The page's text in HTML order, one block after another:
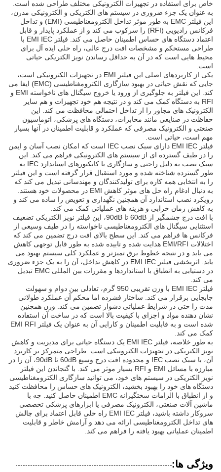
خاص برای استفاده در تجهیزات الکترونیکی مختلف طراحی شده است.
به عنوان یک جزء ضروری در سیستم های الکتریکی و الکترونیکی مدرن،
این فیلتر EMC به طور موثر تداخل الکترومغناطیسی (EMI) و تداخل
فرکانس رادیویی (RFI) را سرکوب می کند و از عملکرد پایدار و قابل
اعتماد دستگاه های حساس اطمینان حاصل می کند. فیلتر EMI IEC با
طراحی مستحکم و مشخصات افت درج عالی، راه حلی ایده آل برای
محیط هایی است که در آن به حداقل رساندن نویز الکتریکی حیاتی
است.
یکی از کاربردهای اصلی این فیلتر EMI در تجهیزات الکترونیکی است،
جایی که نقش حیاتی در بهبود سازگاری الکترومغناطیسی (EMC) ایفا می
کند. این فیلتر به جلوگیری از ورود یا خروج سیگنال های ناخواسته EMI و
RFI به دستگاه کمک می کند و در نتیجه هم خود تجهیزات و هم سایر
الکترونیک های مجاور را از تداخل احتمالی محافظت می کند. این
حفاظت در صنایعی مانند مخابرات، دستگاه های پزشکی، اتوماسیون
صنعتی و الکترونیک مصرفی که عملکرد و قابلیت اطمینان در آنها بسیار
مهم است، حیاتی است.
فیلتر EMI IEC دارای سبک نصب IEC است که امکان نصب آسان و ایمن
را در طیف گسترده ای از سیستم های الکترونیکی فراهم می کند. این
سبک نصب به دلیل راحتی و سازگاری با کانکتورهای استاندارد IEC به
طور گسترده شناخته شده و مورد استقبال قرار گرفته است و این فیلتر
را به انتخابی همه کاره برای تولیدکنندگان و مهندسانی تبدیل می کند که
به دنبال ادغام راه حل های موثر کاهش EMI در محصولات خود هستند.
رویکرد نصب استاندارد آن همچنین نگهداری و تعویض را ساده می کند و
به کاهش زمان خرابی و هزینه های عملیاتی کمک می کند.
با افت درج چشمگیر از 60dB تا 90dB، این فیلتر نویز الکتریکی تضعیف
استثنایی سیگنال های الکترومغناطیسی ناخواسته را در طیف وسیعی از
فرکانس ها فراهم می کند. این سطح بالای افت درج تضمین می کند که
اختلالات EMI/RFI هدایت شده و تابیده شده به طور قابل توجهی کاهش
می یابد و در نتیجه خطوط برق تمیزتر و عملکرد کلی سیستم بهبود می
یابد. اثربخشی فیلتر EMI IEC در کاهش تداخل، آن را به یک جزء ضروری
در دستیابی به انطباق با استانداردها و مقررات بین المللی EMC تبدیل
می کند.
فیلتر EMI IEC با وزن تقریبی 950 گرم، تعادلی بین دوام و سهولت
جابجایی برقرار می کند. ساختار فشرده اما محکم آن عملکرد طولانی
مدت را حتی در شرایط عملیاتی دشوار تضمین می کند. وزن همچنین
نشان دهنده مواد و اجزای با کیفیت بالا است که در ساخت آن استفاده
شده است و به قابلیت اطمینان و کارایی آن به عنوان یک فیلتر EMI RFI
کمک می کند.
به طور خلاصه، فیلتر EMI IEC یک دستگاه حیاتی برای مدیریت و کاهش
نویز الکتریکی در تجهیزات الکترونیکی است. طراحی متمرکز بر کاربرد
آن، با سبک نصب IEC و محدوده افت درج وسیع 60dB تا 90dB، آن را در
مبارزه با مسائل EMI و RFI بسیار موثر می کند. با گنجاندن این فیلتر
نویز الکتریکی در سیستم های خود، می توانید سازگاری الکترومغناطیسی
دستگاه های خود را بهبود بخشید، الکترونیک های حساس را محافظت کنید
و از انطباق با الزامات سختگیرانه EMC اطمینان حاصل کنید. چه با
ماشین آلات صنعتی، الکترونیک مصرفی یا ابزارهای پزشکی تخصصی
سروکار داشته باشید، فیلتر EMI IEC راه حلی قابل اعتماد برای چالش
های تداخل الکترومغناطیسی ارائه می دهد و آرامش خاطر و قابلیت
اطمینان عملیاتی بهبود یافته را فراهم می کند.
ویژگی ها: